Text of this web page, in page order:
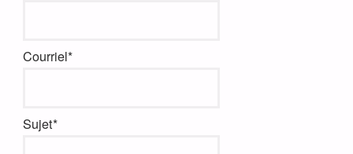
Courriel*
Sujet*